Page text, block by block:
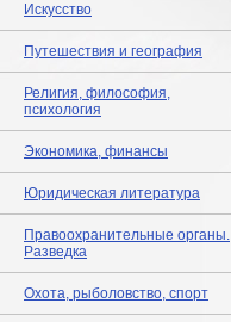
Искусство
Путешествия и география
Религия, философия,
психология
Экономика, финансы
Юридическая литература
Правоохранительные органы.
Разведка
Охота, рыболовство, спорт